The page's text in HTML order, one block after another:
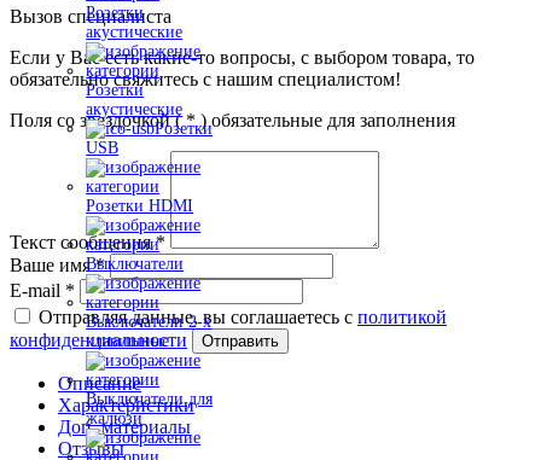
Розетки
акустические
Розетки
акустические
Розетки
USB
Розетки HDMI
Выключатели
Выключатели 2-х
клавишные
Выключатели для
жалюзи
Вызов специалиста
Если у Вас есть какие-то вопросы, с выбором товара, то
обязательно свяжитесь с нашим специалистом!
Поля со звездочкой (* ) обязательные для заполнения
Текст сообщения*
Ваше имя*
E-mail *
Отправляя данные, вы соглашаетесь с политикой
конфиденциальности
Отправить
Описание
Характеристики
Доп. материалы
Отзывы